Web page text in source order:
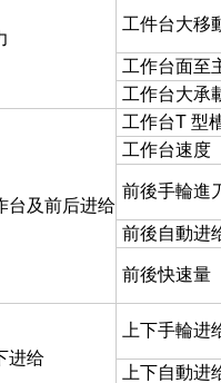
工件台大移
工作台面至
工作台大承
台及前后进给
工作台T 型
工作台速度
前後手輪進
前後自動进
前後快速量
进给
上下手輪进
上下自動进